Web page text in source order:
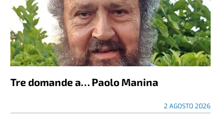
Tre domande a… Paolo Manina
2 AGOSTO 2026